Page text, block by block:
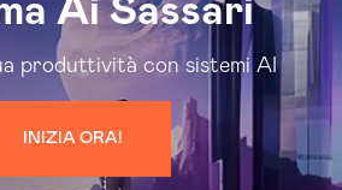
Ai Sassari
produttività con sistemi AI
INIZIA ORA!